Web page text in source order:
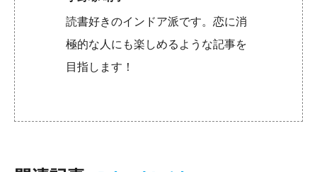
読書好きのインドア派です。恋に消
極的な人にも楽しめるような記事を
目指します！